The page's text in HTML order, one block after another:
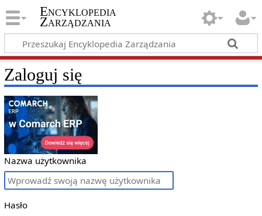
Encyklopedia
Zarządzania
Zaloguj się
Nazwa użytkownika
Hasło